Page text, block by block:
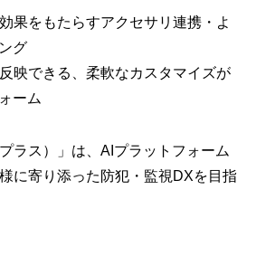
果をもたらすアクセサリ連携・よ
グ
映できる、柔軟なカスタマイズが
ーム
ラス）」は、AIプラットフォーム
に寄り添った防犯・監視DXを目指